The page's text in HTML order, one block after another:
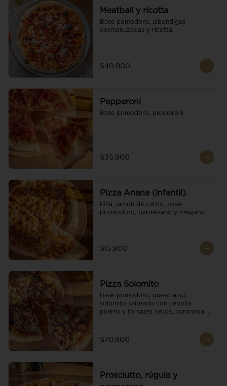
Meatball y ricotta
Base pomodoro, albondigas
desmenuzadas y ricotta.
$40.900
Pepperoni
Base pomodoro, pepperoni.
$35.900
Pizza Anana (infantil)
Piña, jamon de cerdo, base
promodoro, parmesano y oregano.
$15.900
Pizza Solomito
Base pomodoro, queso azul,
solomito salteado con cebolla
puerro y tomates secos, coronada
$70.900
Prosciutto, rúgula y